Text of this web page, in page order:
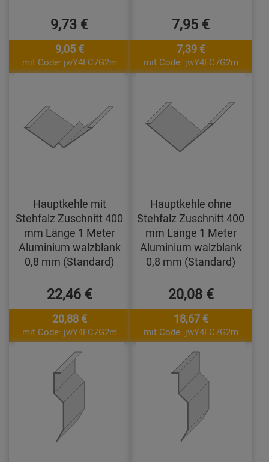
9,73 €
9,05 €
mit Code: jwY4FC7G2m
7,95 €
7,39 €
mit Code: jwY4FC7G2m
Hauptkehle mit
Stehfalz Zuschnitt 400
mm Länge 1 Meter
Aluminium walzblank
0,8 mm (Standard)
22,46 €
20,88 €
mit Code: jwY4FC7G2m
Hauptkehle ohne
Stehfalz Zuschnitt 400
mm Länge 1 Meter
Aluminium walzblank
0,8 mm (Standard)
20,08 €
18,67 €
mit Code: jwY4FC7G2m